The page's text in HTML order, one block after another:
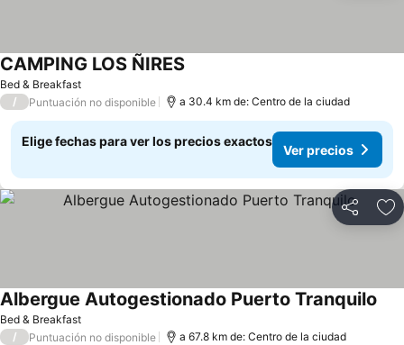
Bed & Breakfast
CAMPING LOS ÑIRES
/ Puntuación no disponible a 30.4 km de: Centro de la ciudad
Elige fechas para ver los precios exactos
Ver precios
Compartir
Bed & Breakfast
Albergue Autogestionado Puerto Tranquilo
/ Puntuación no disponible a 67.8 km de: Centro de la ciudad